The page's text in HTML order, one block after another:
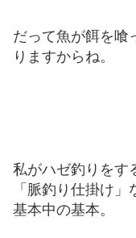
だって魚が餌を喰
りますからね。
私がハゼ釣りをす
「脈釣り仕掛け
基本中の基本。